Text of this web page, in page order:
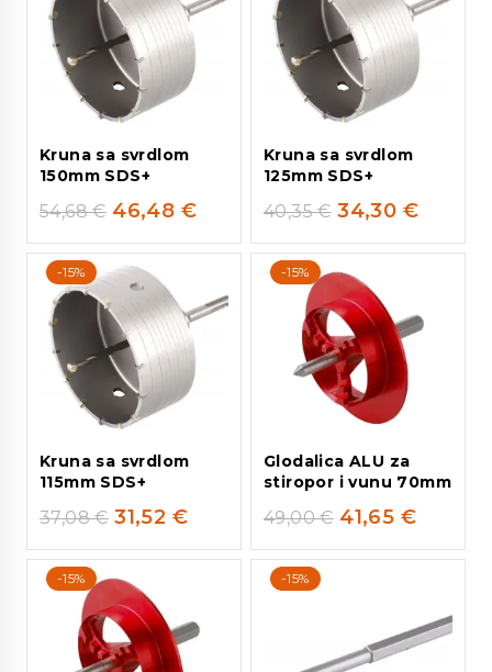
Kruna sa svrdlom
150mm SDS+
54,68€ 46,48 €
Kruna sa svrdlom
125mm SDS+
40,35€ 34,30 €
-15%
Kruna sa svrdlom
115mm SDS+
37,08€ 31,52 €
-15%
Glodalica ALU za
stiropor i vunu 70mm
49,00€ 41,65 €
-15% -15%